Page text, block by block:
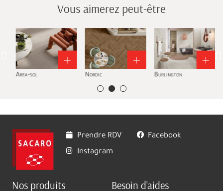
Vous aimerez peut-être
Area-sol Nordic Burlington
Prendre RDV
Facebook
Instagram
Nos produits Besoin d'aides